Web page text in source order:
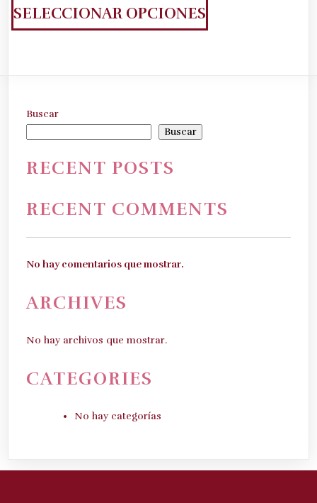
SELECCIONAR OPCIONES
tiene
la
Buscar
Buscar
RECENT POSTS
RECENT COMMENTS
No hay comentarios que mostrar.
ARCHIVES
No hay archivos que mostrar.
CATEGORIES
No hay categorías